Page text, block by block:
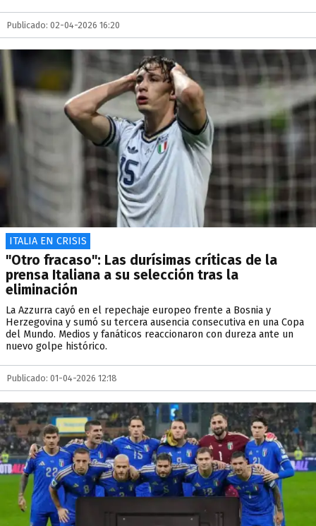
Publicado: 02-04-2026 16:20
ITALIA EN CRISIS
"Otro fracaso": Las durísimas críticas de la
prensa Italiana a su selección tras la
eliminación
La Azzurra cayó en el repechaje europeo frente a Bosnia y
Herzegovina y sumó su tercera ausencia consecutiva en una Copa
del Mundo. Medios y fanáticos reaccionaron con dureza ante un
nuevo golpe histórico.
Publicado: 01-04-2026 12:18